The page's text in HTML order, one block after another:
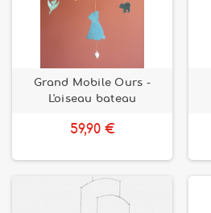
Grand Mobile Ours -
L'oiseau bateau
59,90 €